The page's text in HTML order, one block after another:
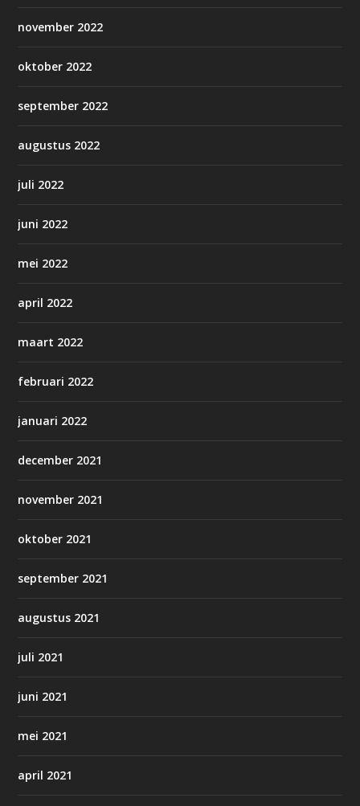
november 2022
oktober 2022
september 2022
augustus 2022
juli 2022
juni 2022
mei 2022
april 2022
maart 2022
februari 2022
januari 2022
december 2021
november 2021
oktober 2021
september 2021
augustus 2021
juli 2021
juni 2021
mei 2021
april 2021